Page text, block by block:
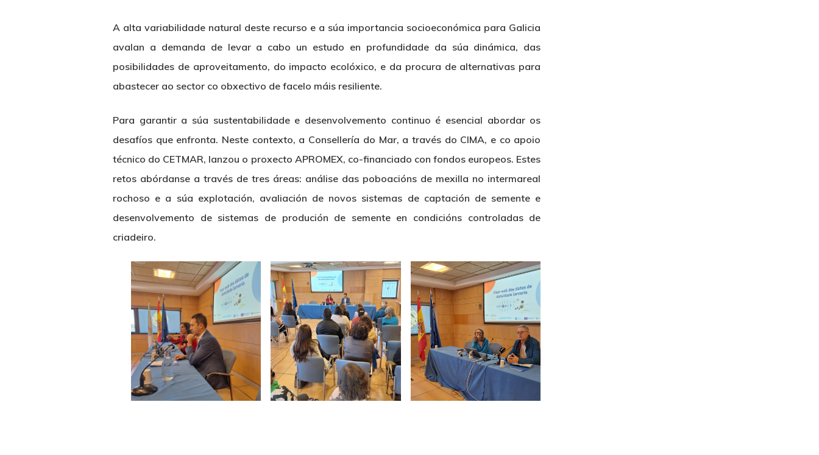
A alta variabilidade natural deste recurso e a súa importancia socioeconómica para Galicia
avalan a demanda de levar a cabo un estudo en profundidade da súa dinámica, das
posibilidades de aproveitamento, do impacto ecolóxico, e da procura de alternativas para
abastecer ao sector co obxectivo de facelo máis resiliente.
Para garantir a súa sustentabilidade e desenvolvemento continuo é esencial abordar os
desafíos que enfronta. Neste contexto, a Consellería do Mar, a través do CIMA, e co apoio
técnico do CETMAR, lanzou o proxecto APROMEX, co-financiado con fondos europeos. Estes
retos abórdanse a través de tres áreas: análise das poboacións de mexilla no intermareal
rochoso e a súa explotación, avaliación de novos sistemas de captación de semente e
desenvolvemento de sistemas de produción de semente en condicións controladas de
criadeiro.